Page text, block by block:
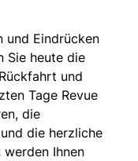
und Eindrücken
Sie heute die
und
Tage Revue
die
die herzliche
Ihnen